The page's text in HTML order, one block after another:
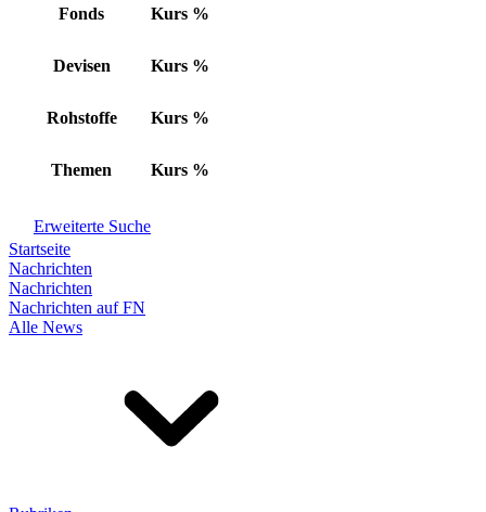
Fonds Kurs %
Devisen Kurs %
Rohstoffe Kurs %
Themen Kurs %
Erweiterte Suche
Startseite
Nachrichten
Nachrichten
Nachrichten auf FN
Alle News